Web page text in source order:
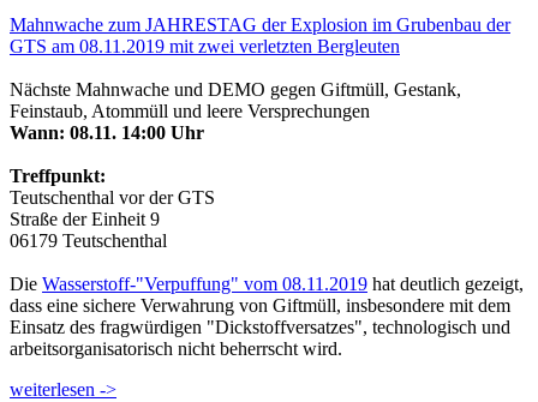
Mahnwache zum JAHRESTAG der Explosion im Grubenbau der
GTS am 08.11.2019 mit zwei verletzten Bergleuten
Nächste Mahnwache und DEMO gegen Giftmüll, Gestank,
Feinstaub, Atommüll und leere Versprechungen
Wann: 08.11. 14:00 Uhr
Treffpunkt:
Teutschenthal vor der GTS
Straße der Einheit 9
06179 Teutschenthal
Die Wasserstoff-"Verpuffung" vom 08.11.2019 hat deutlich gezeigt,
dass eine sichere Verwahrung von Giftmüll, insbesondere mit dem
Einsatz des fragwürdigen "Dickstoffversatzes", technologisch und
arbeitsorganisatorisch nicht beherrscht wird.
weiterlesen ->